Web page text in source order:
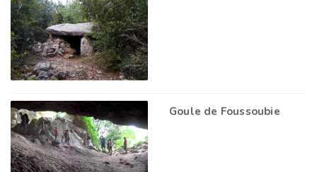
Goule de Foussoubie